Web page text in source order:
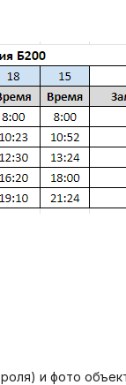
и фото